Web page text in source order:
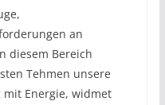
an
diesem Bereich
Tehmen unsere
Energie, widmet